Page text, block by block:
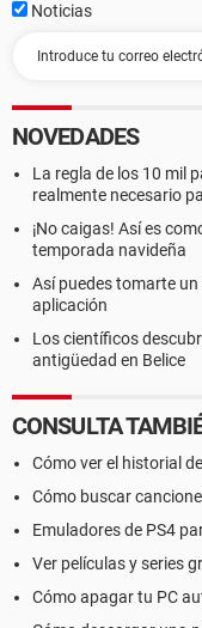
Noticias
NOVEDADES
La regla de los 10 mil
realmente necesario
¡No caigas! Así es
temporada navideña
Así puedes tomarte
aplicación
Los científicos
antigüedad en Belice
CONSULTA
Cómo ver el historial
Cómo buscar
Emuladores de PS4
Ver películas y series
Cómo apagar tu PC